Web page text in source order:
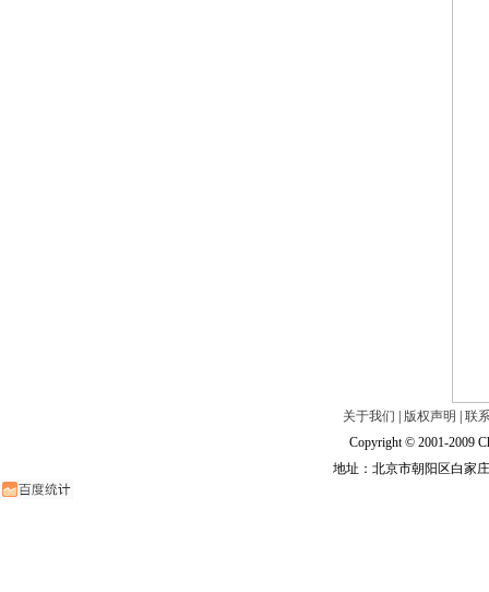
关于我们 版权声明
联
Copyright © 2001-2009
地址：北京市朝阳区白家